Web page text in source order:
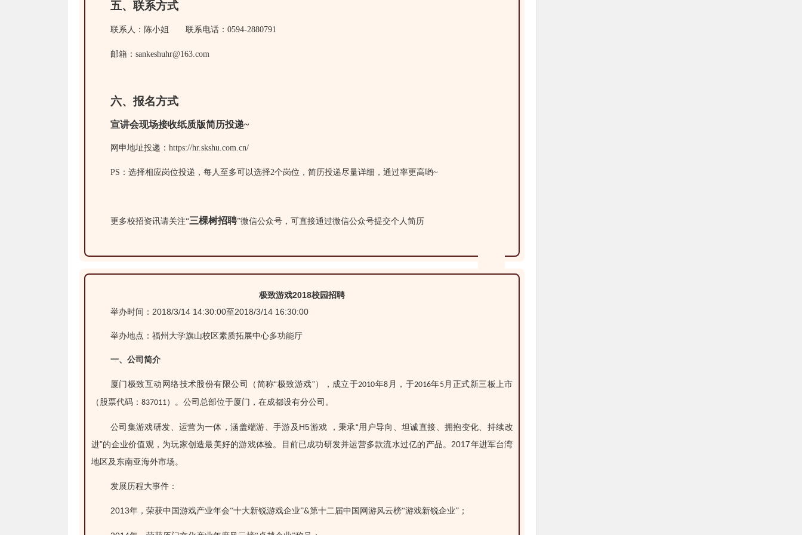
五、联系方式
联系人：陈小姐 联系电话：0594-2880791
邮箱： sankeshuhr@163.com
六、报名方式
宣讲会现场接收纸质版简历投递~
网申地址投递：https://hr.skshu.com.cn/
PS：选择相应岗位投递，每人至多可以选择2个岗位，简历投递尽量详细，通过率更高哟~
更多校招资讯请关注“三棵树招聘”微信公众号，可直接通过微信公众号提交个人简历
极致游戏2018校园招聘
举办时间：2018/3/14 14:30:00至2018/3/14 16:30:00
举办地点：福州大学旗山校区素质拓展中心多功能厅
一、 公司简介
厦门极致互动网络技术股份有限公司（简称“极致游戏”），成立于2010年8 月，于2016年5月正式新三板上市
（股票代码： 837011）。公司总部位于厦门，在成都设有分公司。
公司集游戏研发、运营为一体，涵盖端游、手游及 H5游戏 ，秉承“用户导向、坦诚直接、拥抱变化、持续改
进”的企业价值观， 为玩家创造最美好的游戏体验。目前已成功研发并运营多款流水过亿的产品。2017年进军台湾
地区及东南亚海外市场。
发展历程大事件：
2013年，荣获中国游戏产业年会“十大新锐游戏企业”&第十二届中国网游风云榜“游戏新锐企业”；